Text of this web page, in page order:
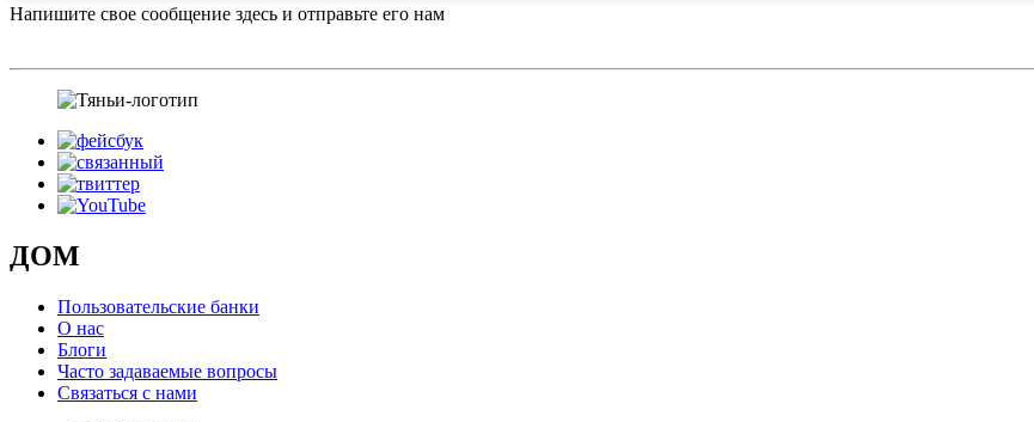
Напишите свое сообщение здесь и отправьте его нам
ДОМ
Пользовательские банки
О нас
Блоги
Часто задаваемые вопросы
Связаться с нами